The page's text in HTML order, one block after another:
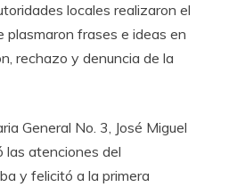
locales realizaron el
plasmaron frases e ideas en
rechazo y denuncia de la
General No. 3, José Miguel
las atenciones del
y felicitó a la primera